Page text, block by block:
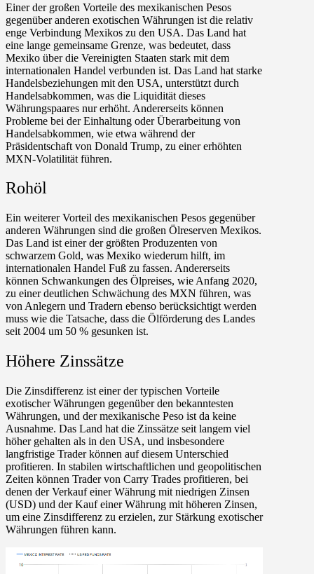
Einer der großen Vorteile des mexikanischen Pesos
gegenüber anderen exotischen Währungen ist die relativ
enge Verbindung Mexikos zu den USA. Das Land hat
eine lange gemeinsame Grenze, was bedeutet, dass
Mexiko über die Vereinigten Staaten stark mit dem
internationalen Handel verbunden ist. Das Land hat starke
Handelsbeziehungen mit den USA, unterstützt durch
Handelsabkommen, was die Liquidität dieses
Währungspaares nur erhöht. Andererseits können
Probleme bei der Einhaltung oder Überarbeitung von
Handelsabkommen, wie etwa während der
Präsidentschaft von Donald Trump, zu einer erhöhten
MXN-Volatilität führen.
Rohöl
Ein weiterer Vorteil des mexikanischen Pesos gegenüber
anderen Währungen sind die großen Ölreserven Mexikos.
Das Land ist einer der größten Produzenten von
schwarzem Gold, was Mexiko wiederum hilft, im
internationalen Handel Fuß zu fassen. Andererseits
können Schwankungen des Ölpreises, wie Anfang 2020,
zu einer deutlichen Schwächung des MXN führen, was
von Anlegern und Tradern ebenso berücksichtigt werden
muss wie die Tatsache, dass die Ölförderung des Landes
seit 2004 um 50 % gesunken ist.
Höhere Zinssätze
Die Zinsdifferenz ist einer der typischen Vorteile
exotischer Währungen gegenüber den bekanntesten
Währungen, und der mexikanische Peso ist da keine
Ausnahme. Das Land hat die Zinssätze seit langem viel
höher gehalten als in den USA, und insbesondere
langfristige Trader können auf diesem Unterschied
profitieren. In stabilen wirtschaftlichen und geopolitischen
Zeiten können Trader von Carry Trades profitieren, bei
denen der Verkauf einer Währung mit niedrigen Zinsen
(USD) und der Kauf einer Währung mit höheren Zinsen,
um eine Zinsdifferenz zu erzielen, zur Stärkung exotischer
Währungen führen kann.